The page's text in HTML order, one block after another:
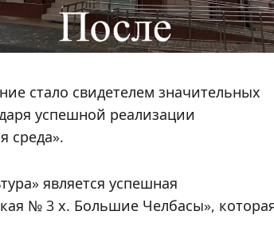
стало свидетелем значительных
успешной реализации
среда».
является успешная
№ 3 х. Большие Челбасы»,
Модернизация
коммунальной